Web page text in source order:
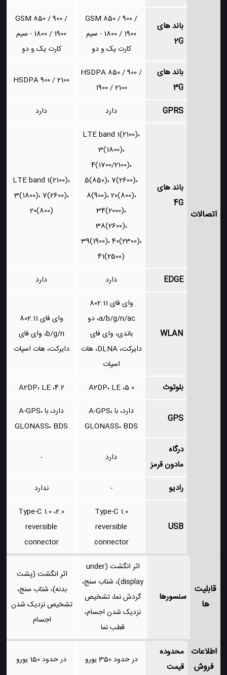
اتصالات
باند های
2G
GSM 850 / 900 /
1800 / 1900 - سیم
کارت یک و دو
GSM 850 / 900 /
1800 / 1900 - سیم
کارت یک و دو
باند های
3G
HSDPA 850 / 900 /
1900 / 2100
HSDPA 900 / 2100
GPRS دارد دارد
باند های
4G
LTE band 1(2100)،
3(1800)،
4(1700/2100)،
5(850)، 7(2600)،
8(900)، 20(800)،
34(2000)،
38(2600)،
39(1900)، 40(2300)،
41(2500)
LTE band 1(2100)،
3(1800)، 7(2600)،
20(800)
EDGE دارد دارد
WLAN
وای فای 802.11
a/b/g/n/ac، دو
باندی، وای فای
دایرکت، DLNA، هات
اسپات
وای فای 802.11
b/g/n، وای فای
دایرکت، هات اسپات
بلوتوث 5.0، A2DP، LE 4.2، A2DP، LE
GPS
دارد، با A-GPS،
GLONASS، BDS
دارد، با A-GPS،
GLONASS، BDS
درگاه
مادون قرمز
دارد -
رادیو - ندارد
USB
Type-C 1.0
reversible
connector
2.0، Type-C 1.0
reversible
connector
قابلیت
ها
سنسورها
اثر انگشت (under
display)، شتاب سنج،
گردش نما، تشخیص
نزدیک شدن اجسام،
قطب نما
اثر انگشت (پشت
بدنه)، شتاب سنج،
تشخیص نزدیک شدن
اجسام
اطلاعات
فروش
محدوده
قیمت
در حدود 350 یورو در حدود 150 یورو